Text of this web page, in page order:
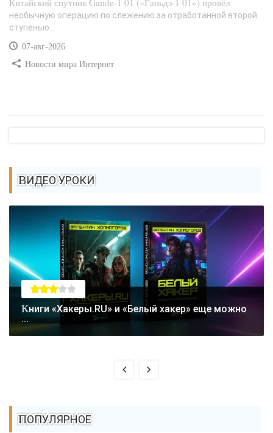
необычную операцию по слежению за отработанной второй
ступенью...
07-авг-2026
Новости мира Интернет
ВИДЕО УРОКИ
Книги «Хакеры.RU» и «Белый хакер» еще можно
...
ПОПУЛЯРНОЕ